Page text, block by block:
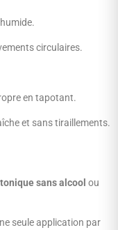
circulaires.
en tapotant.
et sans tiraillements.
tonique sans alcool ou
seule application par